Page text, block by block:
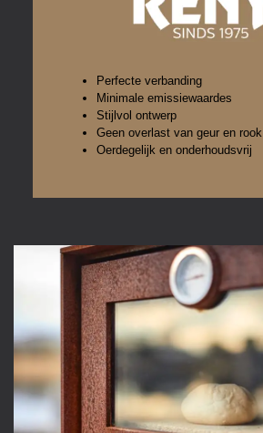
Perfecte verbanding
Minimale emissiewaardes
Stijlvol ontwerp
Geen overlast van geur en rook
Oerdegelijk en onderhoudsvrij